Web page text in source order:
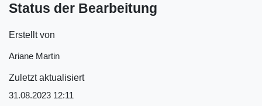
Status der Bearbeitung
Erstellt von
Ariane Martin
Zuletzt aktualisiert
31.08.2023 12:11